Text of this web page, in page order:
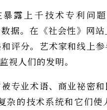
露上千技术专利问
据。在《社会性》网
评分。艺术家和线上
视人们的发明。
专业术语、商业祕密
杂的技术系统和它们使